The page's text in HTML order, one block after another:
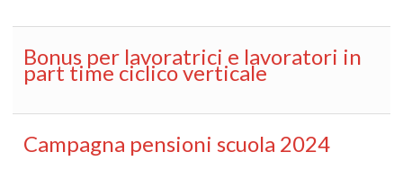
Bonus per lavoratrici e lavoratori in
part time ciclico verticale
Campagna pensioni scuola 2024